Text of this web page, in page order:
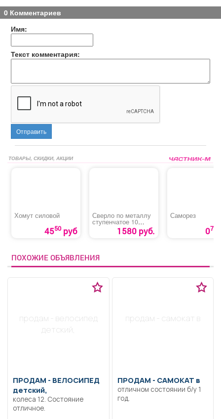
0 Комментариев
Имя:
Текст комментария:
Отправить
ТОВАРЫ, СКИДКИ, АКЦИИ
Хомут силовой
4550руб
Сверло по металлу
ступенчатое 10
ступеней «MATRIX»
1580 руб.
Саморез
070
ПОХОЖИЕ ОБЪЯВЛЕНИЯ
продам - велосипед
детский,
ПРОДАМ - ВЕЛОСИПЕД
детский,
колеса 12. Состояние
отличное.
продам - самокат в
ПРОДАМ - САМОКАТ в
отличном состоянии б/у 1
год.